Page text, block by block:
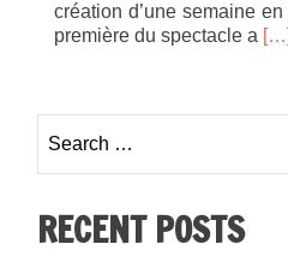
création d’une semaine
première du spectacle a […]
RECENT POSTS